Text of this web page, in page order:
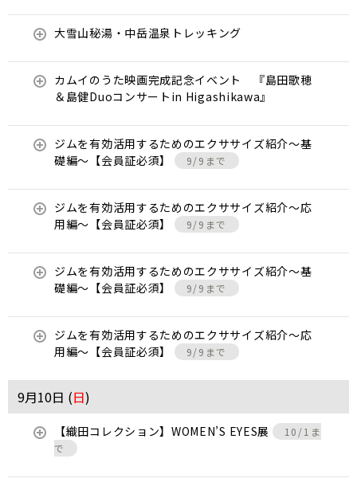
大雪山秘湯・中岳温泉トレッキング
カムイのうた映画完成記念イベント 『島田歌穂
＆島健Duoコンサートin Higashikawa』
ジムを有効活用するためのエクササイズ紹介〜基
礎編〜【会員証必須】
9/9まで
ジムを有効活用するためのエクササイズ紹介〜応
用編〜【会員証必須】
9/9まで
ジムを有効活用するためのエクササイズ紹介〜基
礎編〜【会員証必須】
9/9まで
ジムを有効活用するためのエクササイズ紹介〜応
用編〜【会員証必須】
9/9まで
9月10日 (日)
【織田コレクション】WOMEN’S EYES展
10/1ま
で